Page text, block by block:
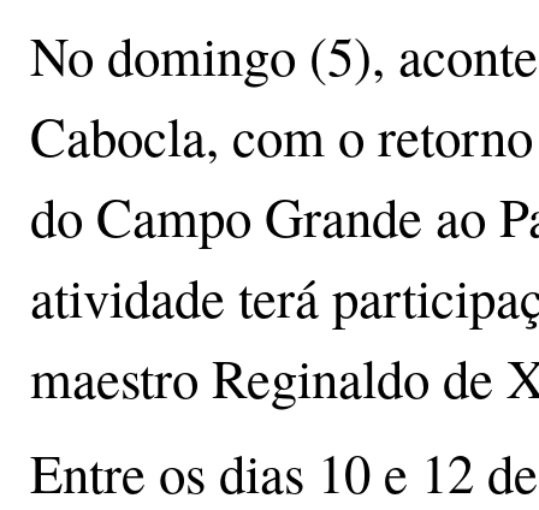
No domingo (5),
Cabocla, com o
do Campo Grande ao
atividade terá
maestro Reginaldo de
Entre os dias 10 e 12